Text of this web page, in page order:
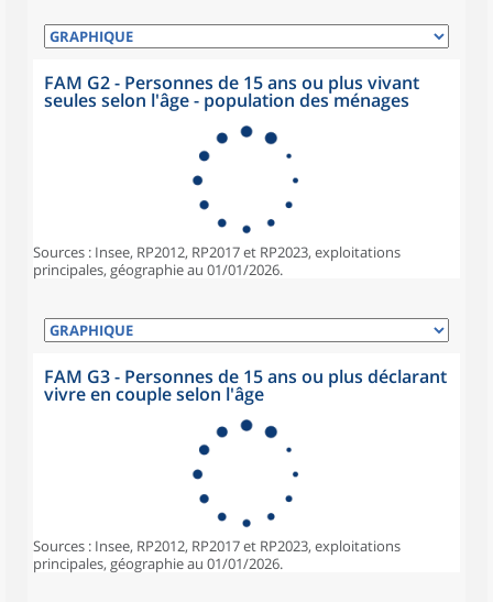
FAM G2 - Personnes de 15 ans ou plus vivant
seules selon l'âge - population des ménages
Sources : Insee, RP2012, RP2017 et RP2023, exploitations
principales, géographie au 01/01/2026.
FAM G3 - Personnes de 15 ans ou plus déclarant
vivre en couple selon l'âge
Sources : Insee, RP2012, RP2017 et RP2023, exploitations
principales, géographie au 01/01/2026.